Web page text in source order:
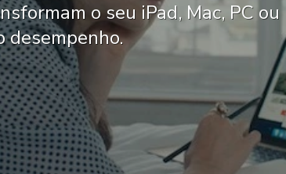
o seu iPad, Mac, PC ou
desempenho.